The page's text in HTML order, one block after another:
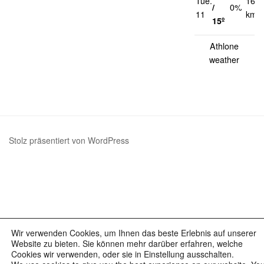
11
/
15º
0%
km/h
Athlone
weather
Stolz präsentiert von WordPress
Wir verwenden Cookies, um Ihnen das beste Erlebnis auf unserer
Website zu bieten. Sie können mehr darüber erfahren, welche
Cookies wir verwenden, oder sie in Einstellung ausschalten.